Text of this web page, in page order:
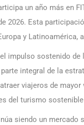
un año más en
2026. Esta
y
impulso sostenido de
parte integral de la
viajeros de
del turismo
siendo un mercado